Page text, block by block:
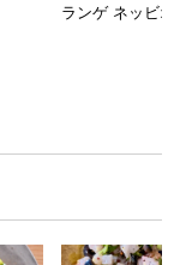
ランゲ ネッビ